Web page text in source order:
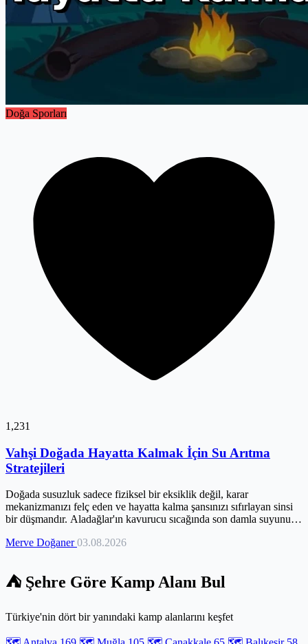
Doğa Sporları
1,231
Vahşi Doğada Hayatta Kalmak İçin Su Arıtma
Stratejileri
Doğada susuzluk sadece fiziksel bir eksiklik değil, karar
mekanizmanızı felç eden ve hayatta kalma şansınızı sıfırlayan sinsi
bir düşmandır. Aladağlar'ın kavurucu sıcağında son damla suyunuz
duyarsınız. Bu rehber, en kurak arazilerde bile gizli su kaynaklarını
Berrak görünen suların arkasındaki ölümcül parazitlerden korunmak
ve profesyonel arıtma tekniklerini ustalıkla kullanmak için doğru
şey, kriz anındaki hazırlığınız ve stratejik bilginizdir.
Merve Doğaner03.08.2026
⛺ Şehre Göre Kamp Alanı Bul
Türkiye'nin dört bir yanındaki kamp alanlarını keşfet